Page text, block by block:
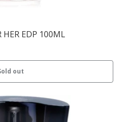
HER EDP 100ML
out